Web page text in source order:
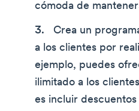
cómoda de
Crea un
a los clientes por
ejemplo, puedes
ilimitado a los
es incluir